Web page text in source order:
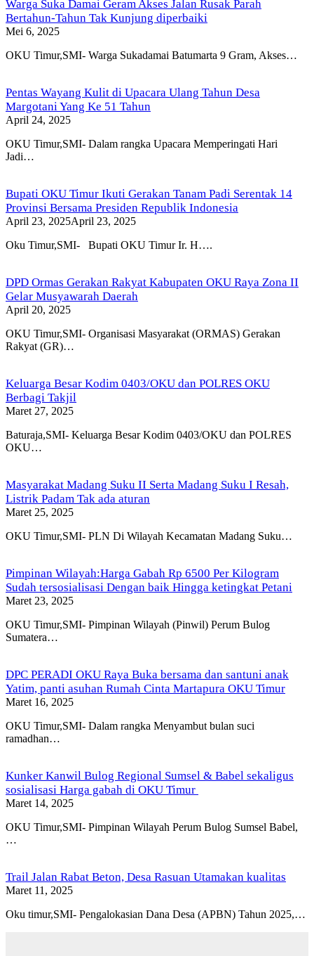
Warga Suka Damai Geram Akses Jalan Rusak Parah
Bertahun-Tahun Tak Kunjung diperbaiki
Mei 6, 2025
OKU Timur,SMI- Warga Sukadamai Batumarta 9 Gram, Akses…
Pentas Wayang Kulit di Upacara Ulang Tahun Desa
Margotani Yang Ke 51 Tahun
April 24, 2025
OKU Timur,SMI- Dalam rangka Upacara Memperingati Hari
Jadi…
Bupati OKU Timur Ikuti Gerakan Tanam Padi Serentak 14
Provinsi Bersama Presiden Republik Indonesia
April 23, 2025April 23, 2025
Oku Timur,SMI- Bupati OKU Timur Ir. H….
DPD Ormas Gerakan Rakyat Kabupaten OKU Raya Zona II
Gelar Musyawarah Daerah
April 20, 2025
OKU Timur,SMI- Organisasi Masyarakat (ORMAS) Gerakan
Rakyat (GR)…
Keluarga Besar Kodim 0403/OKU dan POLRES OKU
Berbagi Takjil
Maret 27, 2025
Baturaja,SMI- Keluarga Besar Kodim 0403/OKU dan POLRES
OKU…
Masyarakat Madang Suku II Serta Madang Suku I Resah,
Listrik Padam Tak ada aturan
Maret 25, 2025
OKU Timur,SMI- PLN Di Wilayah Kecamatan Madang Suku…
Pimpinan Wilayah:Harga Gabah Rp 6500 Per Kilogram
Sudah tersosialisasi Dengan baik Hingga ketingkat Petani
Maret 23, 2025
OKU Timur,SMI- Pimpinan Wilayah (Pinwil) Perum Bulog
Sumatera…
DPC PERADI OKU Raya Buka bersama dan santuni anak
Yatim, panti asuhan Rumah Cinta Martapura OKU Timur
Maret 16, 2025
OKU Timur,SMI- Dalam rangka Menyambut bulan suci
ramadhan…
Kunker Kanwil Bulog Regional Sumsel & Babel sekaligus
sosialisasi Harga gabah di OKU Timur
Maret 14, 2025
OKU Timur,SMI- Pimpinan Wilayah Perum Bulog Sumsel Babel,
…
Trail Jalan Rabat Beton, Desa Rasuan Utamakan kualitas
Maret 11, 2025
Oku timur,SMI- Pengalokasian Dana Desa (APBN) Tahun 2025,…